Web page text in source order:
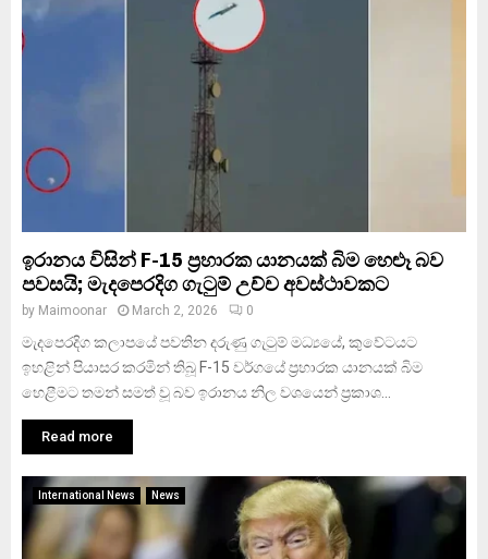
ඉරානය විසින් F-15 ප්‍රහාරක යානයක් බිම හෙළූ බව
පවසයි; මැදපෙරදිග ගැටුම් උච්ච අවස්ථාවකට
by Maimoonar March 2, 2026 0
මැදපෙරදිග කලාපයේ පවතින දරුණු ගැටුම් මධ්‍යයේ, කුවේටයට
ඉහළින් පියාසර කරමින් තිබූ F-15 වර්ගයේ ප්‍රහාරක යානයක් බිම
හෙළීමට තමන් සමත් වූ බව ඉරානය නිල වශයෙන් ප්‍රකාශ...
Read more
International News News